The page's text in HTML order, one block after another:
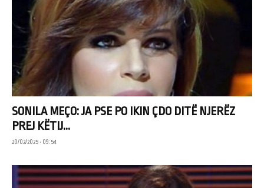
SONILA MEÇO: JA PSE PO IKIN ÇDO DITË NJERËZ
PREJ KËTIJ...
20/02/2025 • 09:54